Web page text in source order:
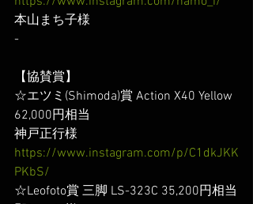
本山まち子様
-
【協賛賞】
☆エツミ(Shimoda)賞 Action X40 Yellow
62,000円相当
神戸正行様
https://www.instagram.com/p/C1dkJKK
PKbS/
☆Leofoto賞 三脚 LS-323C 35,200円相当